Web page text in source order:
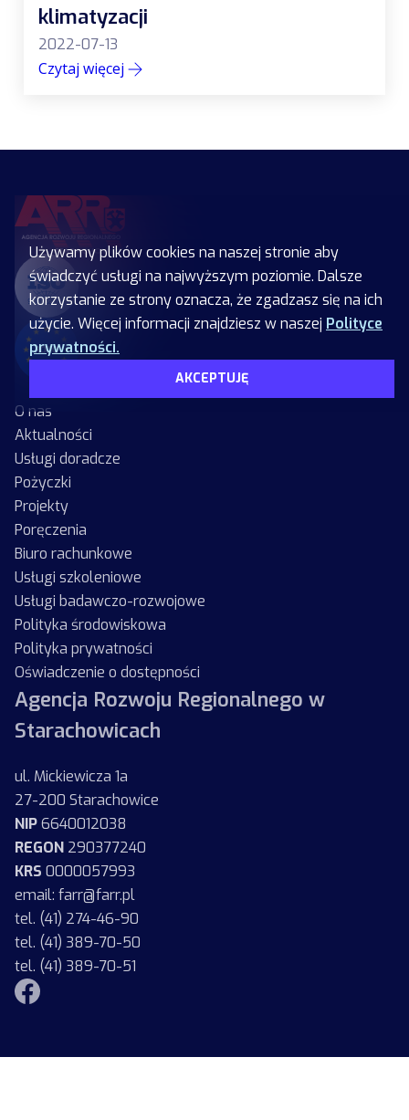
klimatyzacji
2022-07-13
Czytaj więcej
Używamy plików cookies na naszej stronie aby
świadczyć usługi na najwyższym poziomie. Dalsze
korzystanie ze strony oznacza, że zgadzasz się na ich
użycie. Więcej informacji znajdziesz w naszej Polityce
prywatności.
AKCEPTUJĘ
O nas
Aktualności
Usługi doradcze
Pożyczki
Projekty
Poręczenia
Biuro rachunkowe
Usługi szkoleniowe
Usługi badawczo-rozwojowe
Polityka środowiskowa
Polityka prywatności
Oświadczenie o dostępności
Agencja Rozwoju Regionalnego w
Starachowicach
ul. Mickiewicza 1a
27-200 Starachowice
NIP6640012038
REGON 290377240
KRS 0000057993
email: farr@farr.pl
tel. (41) 274-46-90
tel. (41) 389-70-50
tel. (41) 389-70-51